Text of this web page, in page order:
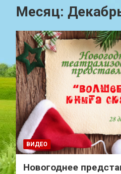
Месяц:
ВИДЕО
Новогоднее